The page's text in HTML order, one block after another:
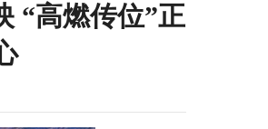
“高燃传位”正